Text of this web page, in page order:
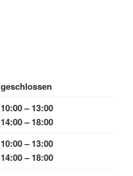
geschlossen
10:00 – 13:00
14:00 – 18:00
10:00 – 13:00
14:00 – 18:00